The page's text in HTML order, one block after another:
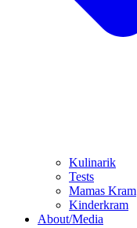
Kulinarik
Tests
Mamas Kram
Kinderkram
About/Media